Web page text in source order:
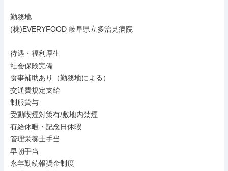
勤務地
(株)EVERYFOOD 岐阜県立多治見病院
待遇・福利厚生
社会保険完備
食事補助あり（勤務地による）
交通費規定支給
制服貸与
受動喫煙対策有/敷地内禁煙
有給休暇・記念日休暇
管理栄養士手当
早朝手当
永年勤続報奨金制度